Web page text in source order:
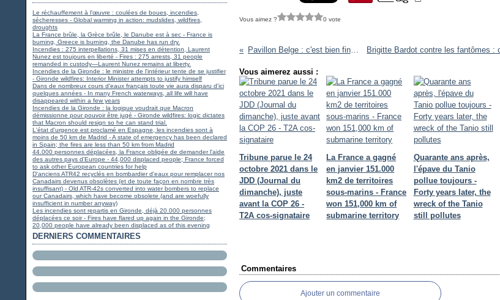
Le réchauffement à l'œuvre : coulées de boues, incendies,
sécheresses - Global warming in action: mudslides, wildfires,
droughts
La France brûle, la Grèce brûle, le Danube est à sec - France is
burning, Greece is burning, the Danube has run dry.
Incendies : 275 interpellations, 31 mises en détention, Laurent
Nunez est toujours en liberté - Fires : 275 arrests, 31 people
remanded in custody—Laurent Nunez remains at liberty.
Incendies de la Gironde : le ministre de l'intérieur tente de se justifier
- Gironde wildfires: Interior Minister attempts to justify himself
Dans de nombreux cours d'eaux français toute vie aura disparu d'ici
quelques années - In many French waterways, all life will have
disappeared within a few years
Incendies de la Gironde : la logique voudrait que Macron
démissionne pour pouvoir être jugé - Gironde wildfires: logic dictates
that Macron should resign so he can stand trial.
L'état d'urgence est proclamé en Espagne, les incendies sont à
moins de 50 km de Madrid - A state of emergency has been declared
in Spain; the fires are less than 50 km from Madrid
44.000 personnes déplacées, la France obligée de demander l'aide
des autres pays d'Europe - 44,000 displaced people; France forced
to ask other European countries for help
D'anciens ATR42 recyclés en bombardier d'eaux pour remplacer nos
Canadairs devenus obsolètes (et de toute façon en nombre très
insuffisant) - Old ATR-42s converted into water bombers to replace
our Canadairs, which have become obsolete (and are woefully
insufficient in number anyway)
Les incendies sont repartis en Gironde, déjà 20.000 personnes
déplacées ce soir - Fires have flared up again in the Gironde;
20,000 people have already been displaced as of this evening
DERNIERS COMMENTAIRES
Vous aimez ? 0 vote
Pavillon Belge : c'est bien fini. Convoyage de Dunkerque à Olbia.
Vous aimerez aussi :
Tribune parue le 24
octobre 2021 dans le
JDD (Journal du
dimanche), juste
avant la COP 26 -
T2A cos-signataire
La France a gagné
en janvier 151.000
km2 de territoires
sous-marins - France
won 151,000 km of
submarine territory
Quarante ans après,
l'épave du Tanio
pollue toujours -
Forty years later, the
wreck of the Tanio
still pollutes
Commentaires
Ajouter un commentaire